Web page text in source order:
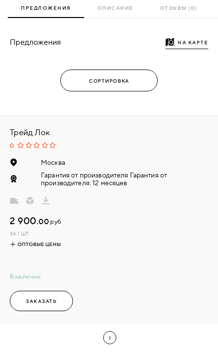
ПРЕДЛОЖЕНИЯ ОПИСАНИЕ ОТЗЫВЫ (0)
Предложения НА КАРТЕ
Трейд Лок
0
Москва
Гарантия от производителя Гарантия от
производителя: 12 месяцев
В наличии
2 900.00 руб
ЗА 1 ШТ.
ОПТОВЫЕ ЦЕНЫ
ЗАКАЗАТЬ
1